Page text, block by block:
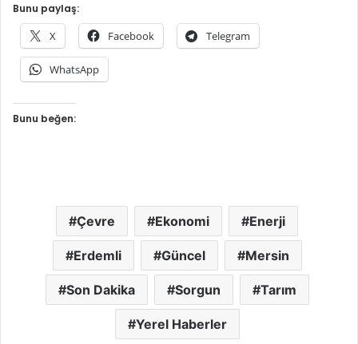
Bunu paylaş:
X Facebook Telegram
WhatsApp
Bunu beğen:
Çevre Ekonomi Enerji
Erdemli Güncel Mersin
Son Dakika Sorgun Tarım
Yerel Haberler